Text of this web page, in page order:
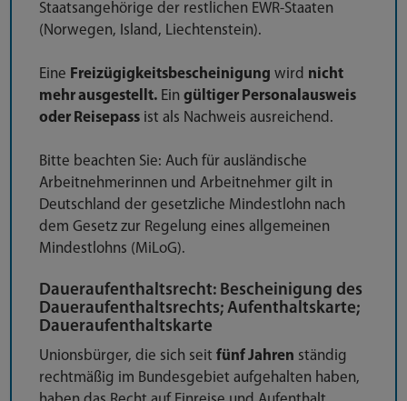
Staatsangehörige der restlichen EWR-Staaten
(Norwegen, Island, Liechtenstein).
Eine Freizügigkeitsbescheinigung wird nicht
mehr ausgestellt. Ein gültiger Personalausweis
oder Reisepass ist als Nachweis ausreichend.
Bitte beachten Sie: Auch für ausländische
Arbeitnehmerinnen und Arbeitnehmer gilt in
Deutschland der gesetzliche Mindestlohn nach
dem Gesetz zur Regelung eines allgemeinen
Mindestlohns (MiLoG).
Daueraufenthaltsrecht: Bescheinigung des
Daueraufenthaltsrechts; Aufenthaltskarte;
Daueraufenthaltskarte
Unionsbürger, die sich seit fünf Jahren ständig
rechtmäßig im Bundesgebiet aufgehalten haben,